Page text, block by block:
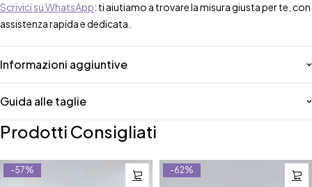
Scrivici su WhatsApp: ti aiutiamo a trovare la misura giusta per te, con
assistenza rapida e dedicata.
Informazioni aggiuntive
Guida alle taglie
Prodotti Consigliati
-57% -62%